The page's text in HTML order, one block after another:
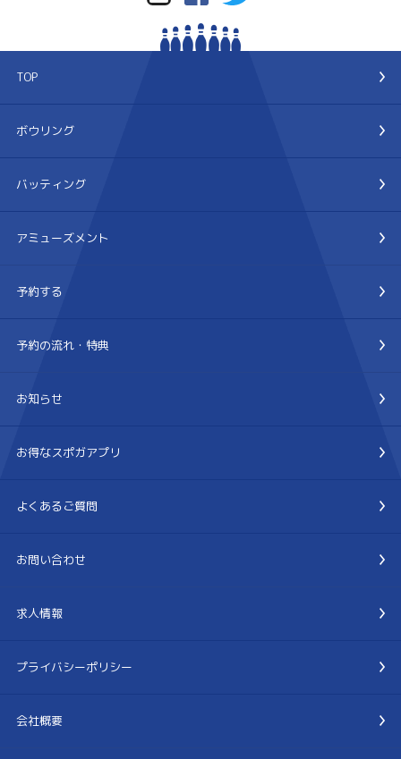
TOP
ボウリング
バッティング
アミューズメント
予約する
予約の流れ・特典
お知らせ
お得なスポガアプリ
よくあるご質問
お問い合わせ
求人情報
プライバシーポリシー
会社概要